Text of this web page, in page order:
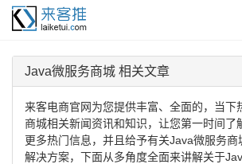
Java微服务商城 相关文章
来客电商官网为您提供丰富、全面的，当下
商城相关新闻资讯和知识，让您第一时间了
更多热门信息，并且给予有关Java微服务商
解决方案，下面从多角度全面来讲解关于